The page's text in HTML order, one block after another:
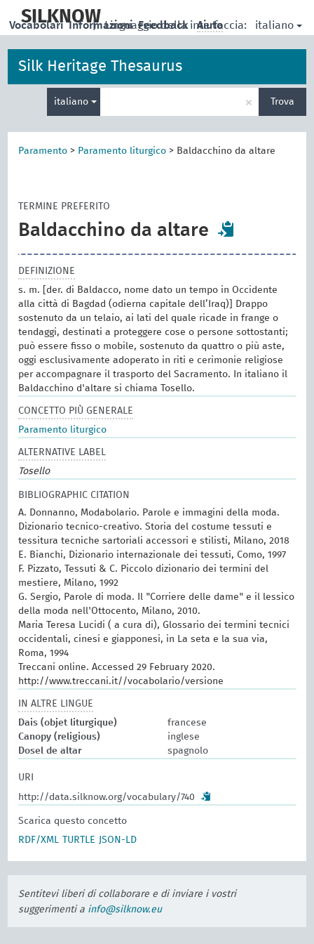
main
SILKNOW
| Linguaggio della interfaccia: italiano
Vocabolari Informazioni Feedback Aiuto
Silk Heritage Thesaurus
italiano
per
la
× Trova
Paramento > Paramento liturgico > Baldacchino da altare
TERMINE PREFERITO
Baldacchino da altare
DEFINIZIONE
s. m. [der. di Baldacco, nome dato un tempo in Occidente
alla città di Bagdad (odierna capitale dell’Iraq)] Drappo
sostenuto da un telaio, ai lati del quale ricade in frange o
tendaggi, destinati a proteggere cose o persone sottostanti;
può essere fisso o mobile, sostenuto da quattro o più aste,
oggi esclusivamente adoperato in riti e cerimonie religiose
per accompagnare il trasporto del Sacramento. In italiano il
Baldacchino d'altare si chiama Tosello.
CONCETTO PIÙ GENERALE
Paramento liturgico
ALTERNATIVE LABEL
Tosello
BIBLIOGRAPHIC CITATION
A. Donnanno, Modabolario. Parole e immagini della moda.
Dizionario tecnico-creativo. Storia del costume tessuti e
tessitura tecniche sartoriali accessori e stilisti, Milano, 2018
E. Bianchi, Dizionario internazionale dei tessuti, Como, 1997
F. Pizzato, Tessuti & C. Piccolo dizionario dei termini del
mestiere, Milano, 1992
G. Sergio, Parole di moda. Il "Corriere delle dame" e il lessico
della moda nell'Ottocento, Milano, 2010.
Maria Teresa Lucidi ( a cura di), Glossario dei termini tecnici
occidentali, cinesi e giapponesi, in La seta e la sua via,
Roma, 1994
Treccani online. Accessed 29 February 2020.
http://www.treccani.it//vocabolario/versione
IN ALTRE LINGUE
Dais (objet liturgique)
francese
Canopy (religious)
inglese
Dosel de altar
spagnolo
URI
http://data.silknow.org/vocabulary/740
Scarica questo concetto
RDF/XML
TURTLE JSON-LD
Sentitevi liberi di collaborare e di inviare i vostri
suggerimenti a info@silknow.eu